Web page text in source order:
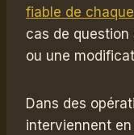
fiable de
cas de
ou une
Dans des
interviennent